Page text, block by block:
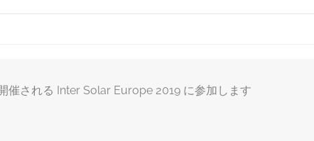
催される Inter Solar Europe 2019 に参加します